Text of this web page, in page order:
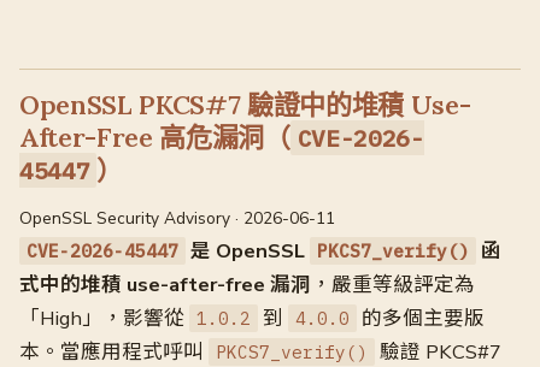
OpenSSL PKCS#7 驗證中的堆積 Use-
After-Free 高危漏洞（ CVE-2026-
45447 ）
OpenSSL Security Advisory · 2026-06-11
CVE-2026-45447 是 OpenSSL PKCS7_verify()
函
式中的堆積 use-after-free 漏洞 ，嚴重等級評定為
「High」，影響從 1.0.2 到 4.0.0
的多個主要版
本。當應用程式呼叫
PKCS7_verify()
驗證 PKCS#7